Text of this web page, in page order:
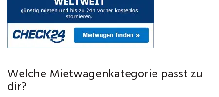
Welche Mietwagenkategorie passt zu
dir?